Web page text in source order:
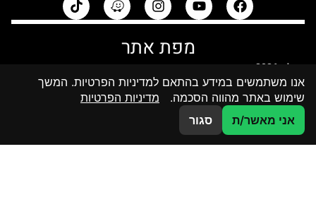
מפת אתר
קטלוג 2026
בלוג
מדיניות פרטיות
הסדרי נגישות
דף הבית
אנו משתמשים במידע בהתאם למדיניות הפרטיות. המשך
שימוש באתר מהווה הסכמה. מדיניות הפרטיות
אני מאשר/ת
סגורצרו קשר